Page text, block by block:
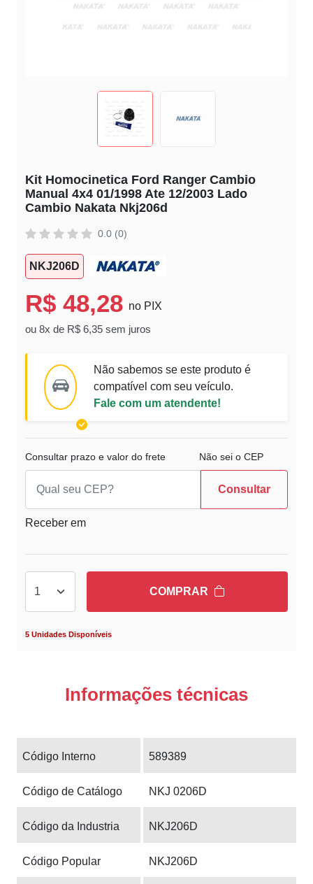
Kit Homocinetica Ford Ranger Cambio
Manual 4x4 01/1998 Ate 12/2003 Lado
Cambio Nakata Nkj206d
0.0 (0)
NKJ206D
R$ 48,28 no PIX
ou 8x de R$ 6,35 sem juros
Não sabemos se este produto é
compatível com seu veículo.
Fale com um atendente!
Consultar prazo e valor do frete Não sei o CEP
Consultar
Receber em
COMPRAR
5 Unidades Disponíveis
Informações técnicas
Código Interno 589389
Código de Catálogo NKJ 0206D
Código da Industria NKJ206D
Código Popular NKJ206D